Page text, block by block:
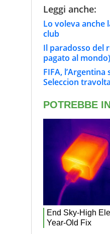
Leggi anche:
Lo voleva anche
club
Il paradosso del
pagato al
FIFA,
Seleccion